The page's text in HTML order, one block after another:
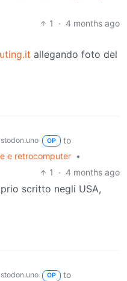
1
· 4 months ago
allegando foto del
OP
to
e retrocomputer •
1 · 4 months ago
scritto negli USA,
OP
to